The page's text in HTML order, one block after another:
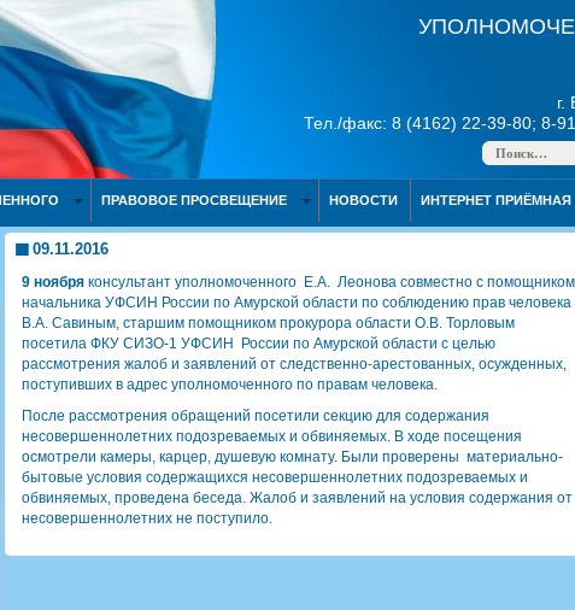
г.
Тел./факс: 8 (4162) 22-39-80; 8-
ПРАВОВОЕ ПРОСВЕЩЕНИЕ НОВОСТИ ИНТЕРНЕТ ПРИЁМНАЯ
09.11.2016
9 ноября консультант уполномоченного Е.А. Леонова совместно с помощником
начальника УФСИН России по Амурской области по соблюдению прав человека
В.А. Савиным, старшим помощником прокурора области О.В. Торловым
посетила ФКУ СИЗО-1 УФСИН России по Амурской области с целью
рассмотрения жалоб и заявлений от следственно-арестованных, осужденных,
поступивших в адрес уполномоченного по правам человека.
После рассмотрения обращений посетили секцию для содержания
несовершеннолетних подозреваемых и обвиняемых. В ходе посещения
осмотрели камеры, карцер, душевую комнату. Были проверены материально-
бытовые условия содержащихся несовершеннолетних подозреваемых и
обвиняемых, проведена беседа. Жалоб и заявлений на условия содержания от
несовершеннолетних не поступило.